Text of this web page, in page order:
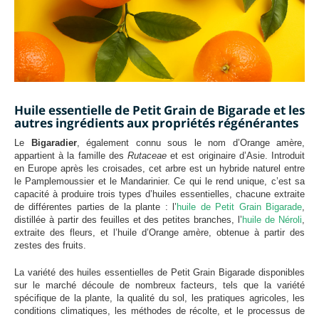
Huile essentielle de Petit Grain de Bigarade et les
autres ingrédients aux propriétés régénérantes
Le Bigaradier, également connu sous le nom d’Orange amère,
appartient à la famille des Rutaceae et est originaire d’Asie. Introduit
en Europe après les croisades, cet arbre est un hybride naturel entre
le Pamplemoussier et le Mandarinier. Ce qui le rend unique, c’est sa
capacité à produire trois types d’huiles essentielles, chacune extraite
de différentes parties de la plante : l’ huile de Petit Grain Bigarade,
distillée à partir des feuilles et des petites branches, l’ huile de Néroli,
extraite des fleurs, et l’huile d’Orange amère, obtenue à partir des
zestes des fruits.
La variété des huiles essentielles de Petit Grain Bigarade disponibles
sur le marché découle de nombreux facteurs, tels que la variété
spécifique de la plante, la qualité du sol, les pratiques agricoles, les
conditions climatiques, les méthodes de récolte, et le processus de